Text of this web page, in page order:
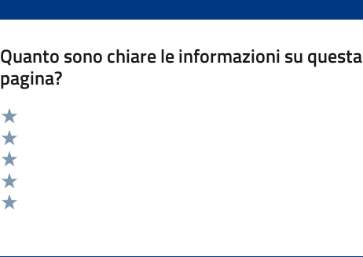
Quanto sono chiare le informazioni su questa
pagina?
Valuta 5 stelle su 5
Valuta 4 stelle su 5
Valuta 3 stelle su 5
Valuta 2 stelle su 5